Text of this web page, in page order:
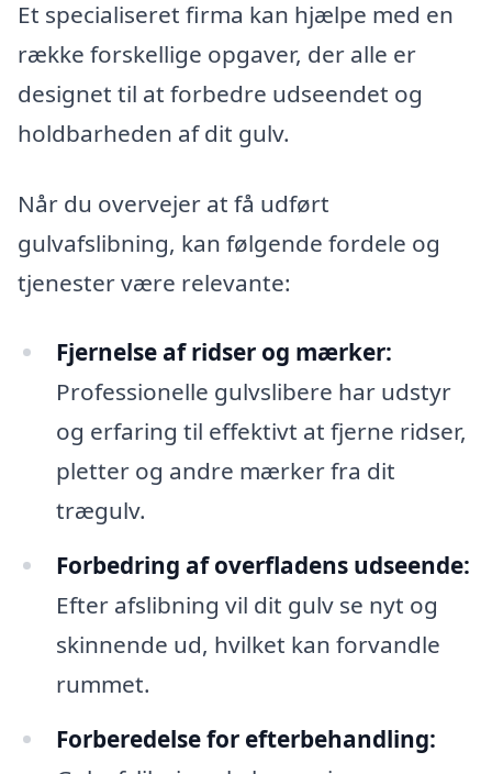
Et specialiseret firma kan hjælpe med en
række forskellige opgaver, der alle er
designet til at forbedre udseendet og
holdbarheden af dit gulv.
Når du overvejer at få udført
gulvafslibning, kan følgende fordele og
tjenester være relevante:
Fjernelse af ridser og mærker:
Professionelle gulvslibere har udstyr
og erfaring til effektivt at fjerne ridser,
pletter og andre mærker fra dit
trægulv.
Forbedring af overfladens udseende:
Efter afslibning vil dit gulv se nyt og
skinnende ud, hvilket kan forvandle
rummet.
Forberedelse for efterbehandling: